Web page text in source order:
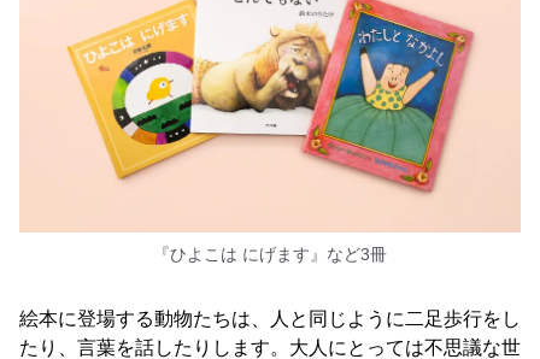
『ひよこは にげます』など3冊
絵本に登場する動物たちは、人と同じように二足歩行をし
たり、言葉を話したりします。大人にとっては不思議な世